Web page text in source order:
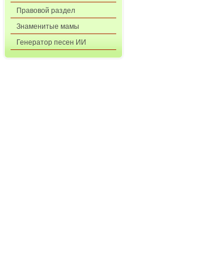
Правовой раздел
Знаменитые мамы
Генератор песен ИИ